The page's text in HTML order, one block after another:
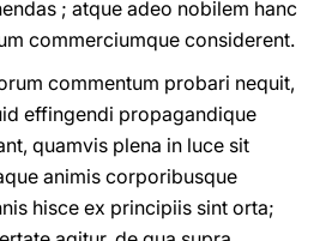
; atque adeo nobilem hanc
commerciumque considerent.
commentum probari nequit,
effingendi propagandique
quamvis plena in luce sit
animis corporibusque
hisce ex principiis sint orta;